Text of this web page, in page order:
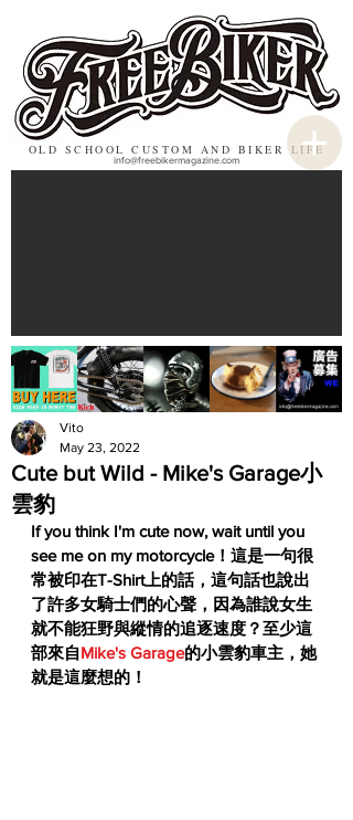
OLD SCHOOL CUSTOM AND BIKER LIFE
info@freebikermagazine.com
Cute but Wild - Mike's Garage小
雲豹
Vito
May 23, 2022
If you think I'm cute now, wait until you
see me on my motorcycle！這是一句很
常被印在T-Shirt上的話，這句話也說出
了許多女騎士們的心聲，因為誰說女生
就不能狂野與縱情的追逐速度？至少這
部來自Mike's Garage的小雲豹車主，她
就是這麼想的！